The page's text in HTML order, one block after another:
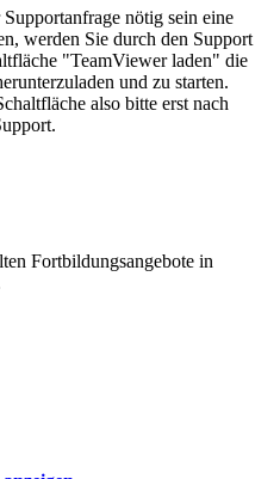
nötig sein eine
werden Sie durch den Support
"TeamViewer laden" die
und zu starten.
also bitte erst nach
Fortbildungsangebote in